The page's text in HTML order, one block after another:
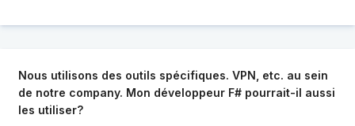
Nous utilisons des outils spécifiques. VPN, etc. au sein
de notre company. Mon développeur F# pourrait-il aussi
les utiliser?